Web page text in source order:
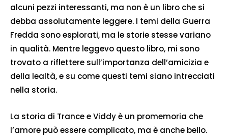
alcuni pezzi interessanti, ma non è un libro che si
debba assolutamente leggere. I temi della Guerra
Fredda sono esplorati, ma le storie stesse variano
in qualità. Mentre leggevo questo libro, mi sono
trovato a riflettere sull’importanza dell’amicizia e
della lealtà, e su come questi temi siano intrecciati
nella storia.
La storia di Trance e Viddy è un promemoria che
l’amore può essere complicato, ma è anche bello.